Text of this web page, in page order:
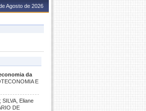
Agosto de 2026
da
E
Eliane
DE